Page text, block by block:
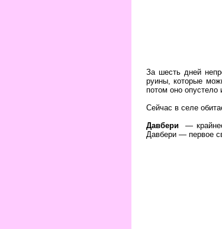
За шесть дней
руины, которые
потом оно опустело
Сейчас в селе
Давбери —
Давбери — первое